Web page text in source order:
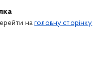
наголовну сторінку